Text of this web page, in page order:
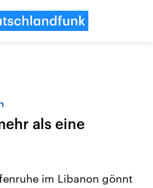
als eine
im Libanon gönnt